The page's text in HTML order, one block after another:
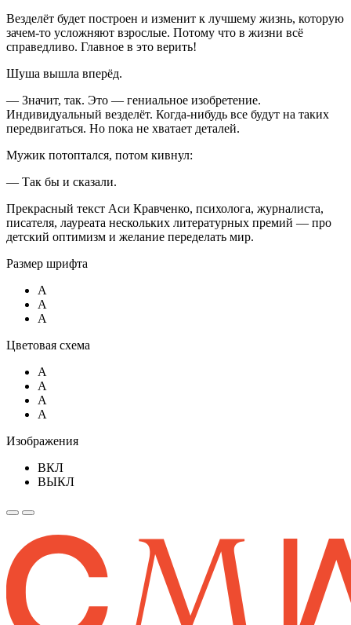
Везделёт будет построен и изменит к лучшему жизнь, которую
зачем-то усложняют взрослые. Потому что в жизни всё
справедливо. Главное в это верить!
Шуша вышла вперёд.
— Значит, так. Это — гениальное изобретение.
Индивидуальный везделёт. Когда-нибудь все будут на таких
передвигаться. Но пока не хватает деталей.
Мужик потоптался, потом кивнул:
— Так бы и сказали.
Прекрасный текст Аси Кравченко, психолога, журналиста,
писателя, лауреата нескольких литературных премий — про
детский оптимизм и желание переделать мир.
Размер шрифта
A
A
A
Цветовая схема
A
A
A
A
Изображения
ВКЛ
ВЫКЛ